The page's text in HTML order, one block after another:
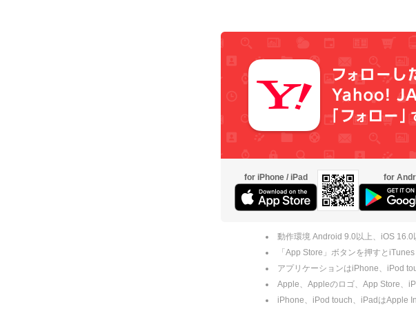
for iPhone / iPad for
動作環境 Android 9.0以上、iOS
「App Store」ボタンを押すと
アプリケーションはiPhone、iPod
Apple、Appleのロゴ、App Store、
iPhone、iPod touch、iPadはApple